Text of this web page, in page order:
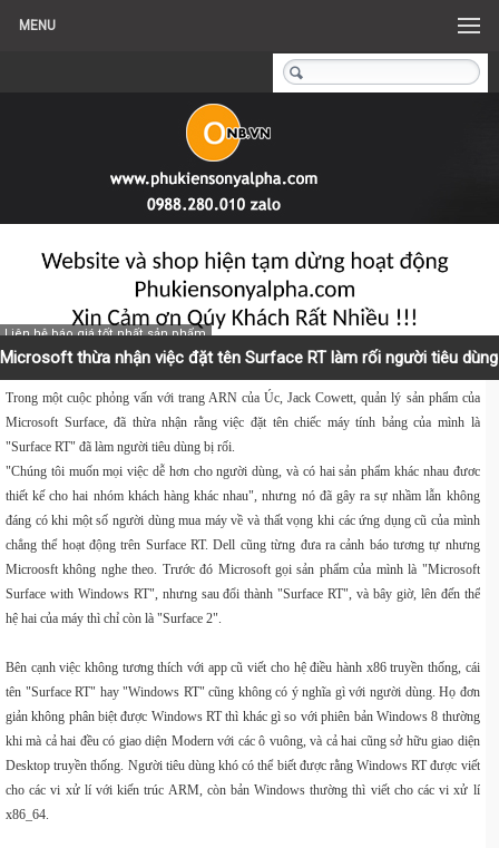
MENU
Liên hệ báo giá tốt nhất sản phẩm
Microsoft thừa nhận việc đặt tên Surface RT làm rối người tiêu dùng
Trong một cuộc phỏng vấn với trang ARN của Úc, Jack Cowett, quản lý sản phẩm của
Microsoft Surface, đã thừa nhận rằng việc đặt tên chiếc máy tính bảng của mình là
"Surface RT" đã làm người tiêu dùng bị rối.
"Chúng tôi muốn mọi việc dễ hơn cho người dùng, và có hai sản phẩm khác nhau đươc
thiết kế cho hai nhóm khách hàng khác nhau", nhưng nó đã gây ra sự nhầm lẫn không
đáng có khi một số người dùng mua máy về và thất vọng khi các ứng dụng cũ của mình
chẳng thể hoạt động trên SurfaceRT.Dell cũng từng đưa ra cảnh báo tương tự nhưng
Microosft không nghe theo. Trước đó Microsoftgọi sản phẩm của mình là "Microsoft
Surface with Windows RT", nhưng sau đổi thành "Surface RT", và bây giờ, lên đến thế
hệ hai của máy thì chỉ còn là "Surface 2".
Bên cạnh việc không tương thích với app cũ viết cho hệ điều hành x86 truyền thống, cái
tên "Surface RT" hay "Windows RT" cũng không có ý nghĩa gì với người dùng. Họ đơn
giản không phân biệt được Windows RT thì khác gì so với phiên bản Windows 8 thường
khi mà cả hai đều có giao diện Modern với các ô vuông, và cả hai cũng sở hữu giao diện
Desktop truyền thống. Người tiêu dùng khó có thể biết được rằng Windows RT được viết
cho các vi xử lí với kiến trúc ARM, còn bản Windows thường thì viết cho các vi xử lí
x86_64.